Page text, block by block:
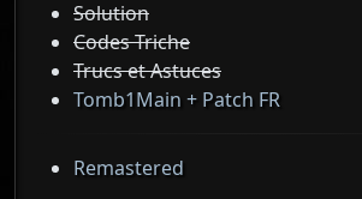
Solution
Codes Triche
Trucs et Astuces
Tomb1Main + Patch FR
Remastered